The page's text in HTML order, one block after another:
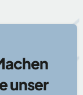
unser